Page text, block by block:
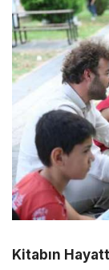
Kitabın